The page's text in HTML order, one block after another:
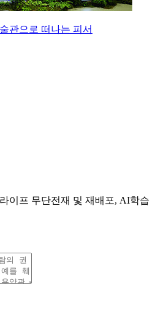
관으로 떠나는 피서
이프 무단전재 및 재배포, AI학습